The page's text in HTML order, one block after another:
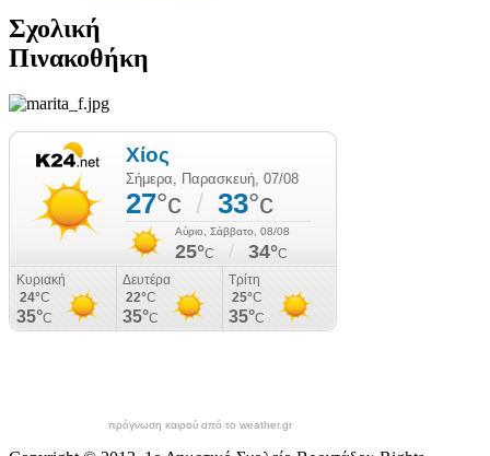
Σχολική
Πινακοθήκη
πρόγνωση καιρού από το weather.gr